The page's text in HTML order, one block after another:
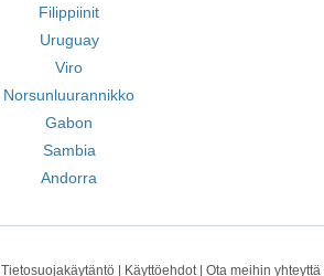
Filippiinit
Uruguay
Viro
Norsunluurannikko
Gabon
Sambia
Andorra
Tietosuojakäytäntö Käyttöehdot| Ota meihin yhteyttä